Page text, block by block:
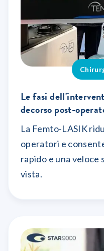
Le fasi
decorso post-
La Femto-LASIK
operatori e
rapido e una veloce
vista.